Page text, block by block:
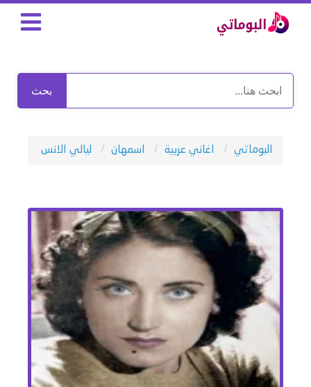
بحث
البوماتي اغاني عربية اسمهان ليالي الانس